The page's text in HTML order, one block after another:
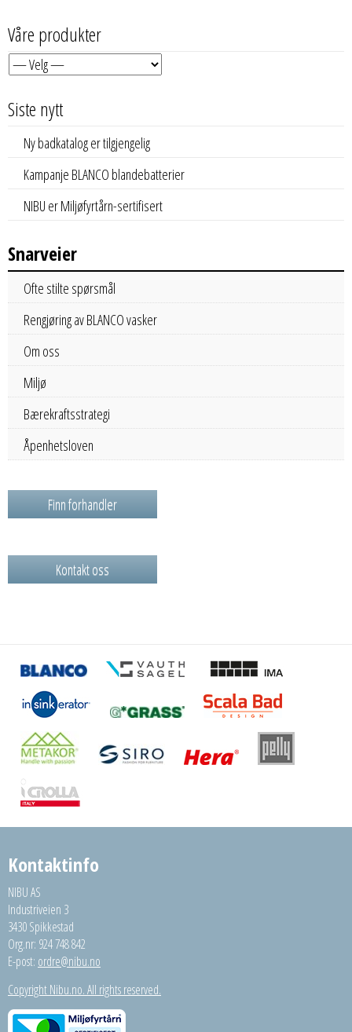
Våre produkter
Siste nytt
Ny badkatalog er tilgjengelig
Kampanje BLANCO blandebatterier
NIBU er Miljøfyrtårn-sertifisert
Snarveier
Ofte stilte spørsmål
Rengjøring av BLANCO vasker
Om oss
Miljø
Bærekraftsstrategi
Åpenhetsloven
Finn forhandler
Kontakt oss
Kontaktinfo
NIBU AS
Industriveien 3
3430 Spikkestad
Org.nr: 924 748 842
E-post: ordre@nibu.no
Copyright Nibu.no. All rights reserved.